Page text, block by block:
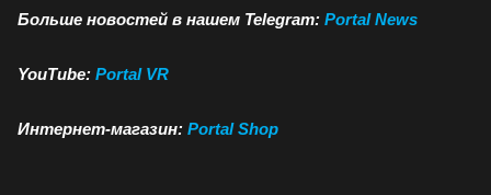
Больше новостей в нашем Telegram: Portal News
YouTube: Portal VR
Интернет-магазин: Portal Shop